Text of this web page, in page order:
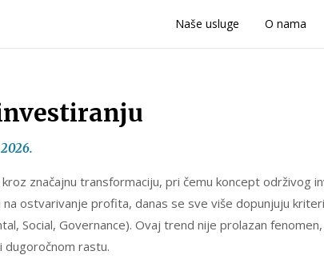
Naše usluge O nama
značajnu transformaciju, pri čemu koncept održivog
ostvarivanje profita, danas se sve više dopunjuju
Social, Governance). Ovaj trend nije prolazan
dugoročnom rastu.